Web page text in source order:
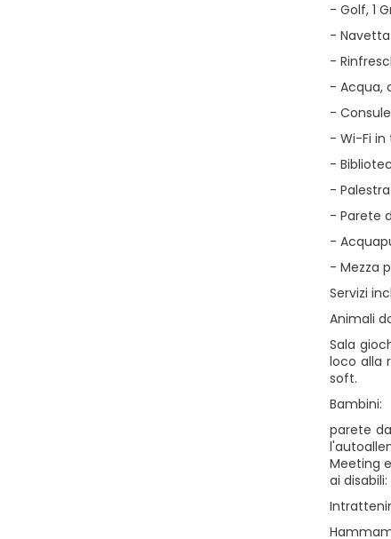
parete
Meeting
ai
Bambini:
Sala
loco alla
soft.
Animali
Servizi
- Mezza
-
- Parete
-
-
- Wi-Fi
-
- Acqua,
-
-
- Golf, 1